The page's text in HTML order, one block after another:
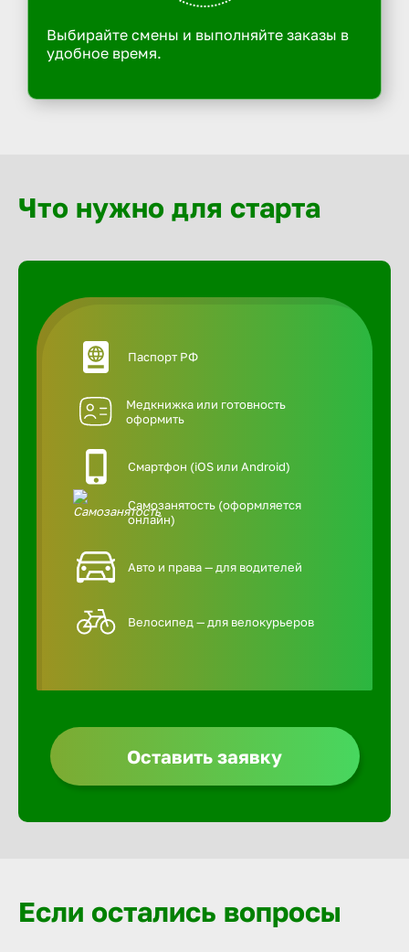
Выбирайте смены и выполняйте заказы в
удобное время.
Что нужно для старта
Паспорт РФ
Медкнижка или готовность
оформить
Смартфон (iOS или Android)
Самозанятость (оформляется
онлайн)
Авто и права — для водителей
Велосипед — для велокурьеров
Оставить заявку
Если остались вопросы